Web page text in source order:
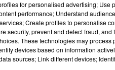
le cours du pétrole.
pas encore
Macron.
groupe
for personalised advertising; Use
performance; Understand
Create profiles to personalise
security, prevent and detect fraud, and
These technologies may process
devices based on information
sources; Link different devices;